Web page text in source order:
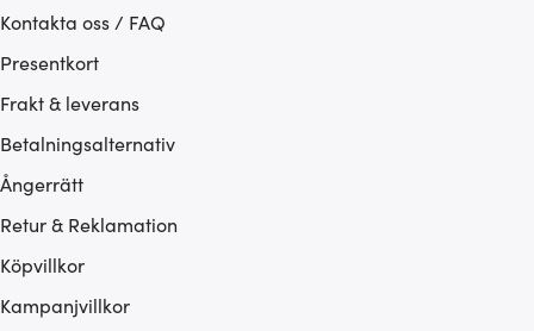
Kontakta oss / FAQ
Presentkort
Frakt & leverans
Betalningsalternativ
Ångerrätt
Retur & Reklamation
Köpvillkor
Kampanjvillkor